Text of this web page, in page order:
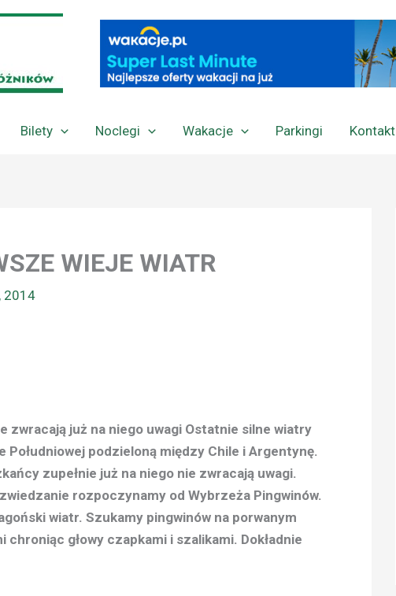
Bilety Noclegi Wakacje Parkingi Kontakt
WIEJE WIATR
2014
zwracają już na niego uwagi Ostatnie silne wiatry
Południowej podzieloną między Chile i Argentynę.
zupełnie już na niego nie zwracają uwagi.
rozpoczynamy od Wybrzeża Pingwinów.
wiatr. Szukamy pingwinów na porwanym
głowy czapkami i szalikami. Dokładnie